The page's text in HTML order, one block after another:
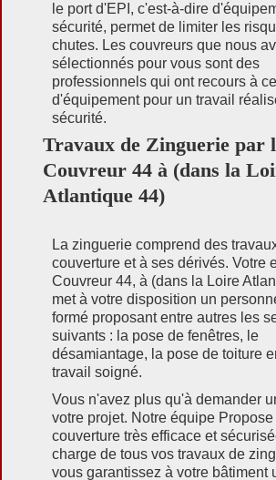
le port d'EPI, c'est-à-dire
sécurité, permet de limiter les
chutes. Les couvreurs que nous
sélectionnés pour vous sont des
professionnels qui ont recours à
d'équipement pour un travail
sécurité.
Travaux de Zinguerie par
Couvreur 44 à (dans la
Atlantique 44)
La zinguerie comprend des
couverture et à ses dérivés. Votre
Couvreur 44, à (dans la Loire
met à votre disposition un
formé proposant entre autres les
suivants : la pose de fenêtres, le
désamiantage, la pose de toiture
travail soigné.
Vous n'avez plus qu'à demander
votre projet. Notre équipe
couverture très efficace et
charge de tous vos travaux de
vous garantissez à votre bâtiment